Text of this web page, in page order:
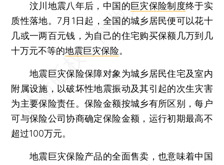
汶川地震八年后，中国的巨灾保险制度终于实
质性落地。7月1日起，全国的城乡居民便可以花十
几或一两百元钱，为自己的住宅购买保额几万到几
十万元不等的地震巨灾保险。
地震巨灾保险保障对象为城乡居民住宅及室内
附属设施，以破坏性地震振动及其引起的次生灾害
为主要保险责任。保险金额按城乡有所区别，每户
可与保险公司协商确定保险金额，运行初期最高不
超过100万元。
地震巨灾保险产品的全面售卖，也意味着中国